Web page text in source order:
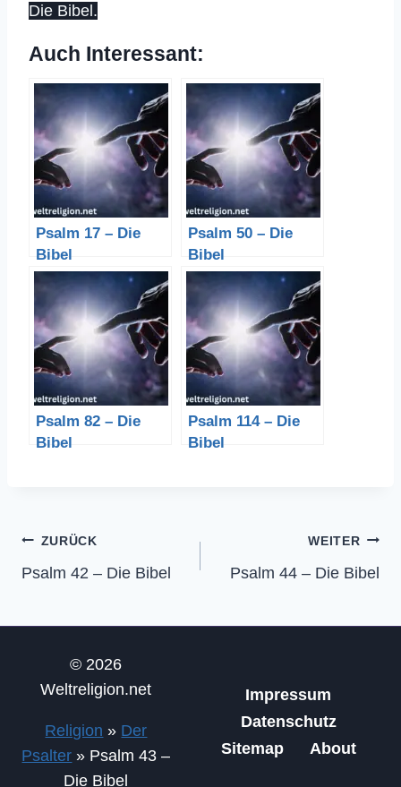
Die Bibel.
Auch Interessant:
Psalm 17 – Die
Bibel
Psalm 50 – Die
Bibel
Psalm 82 – Die
Bibel
Psalm 114 – Die
Bibel
Beitragsnavigation
ZURÜCK
Psalm 42 – Die Bibel
WEITER
Psalm 44 – Die Bibel
© 2026
Weltreligion.net
Religion » Der
Psalter » Psalm 43 –
Die Bibel
Impressum
Datenschutz
Sitemap
About